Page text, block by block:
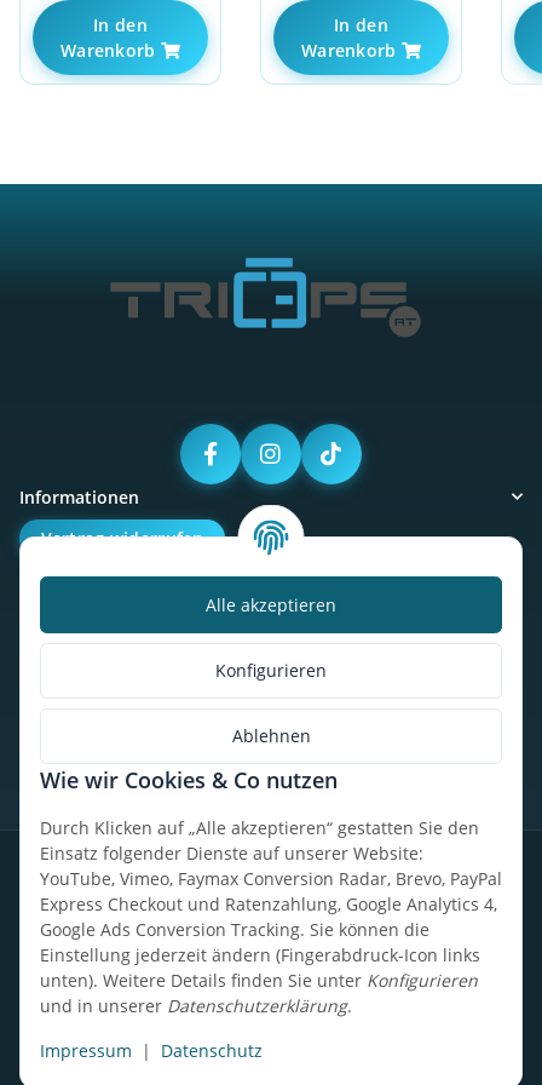
Alle akzeptieren
Konfigurieren
Ablehnen
Wie wir Cookies & Co nutzen
Durch Klicken auf „Alle akzeptieren“ gestatten Sie den
Einsatz folgender Dienste auf unserer Website:
YouTube, Vimeo, Faymax Conversion Radar, Brevo, PayPal
Express Checkout und Ratenzahlung, Google Analytics 4,
Google Ads Conversion Tracking. Sie können die
Einstellung jederzeit ändern (Fingerabdruck-Icon links
unten). Weitere Details finden Sie unter Konfigurieren
und in unserer Datenschutzerklärung.
Impressum
| Datenschutz
In den
Warenkorb
In den
Warenkorb
Informationen
Vertrag widerrufen
Kalorienbedarfsrechner
So findest du uns
* Alle Preise inkl. gesetzlicher USt., zzgl.Versand
Datenschutz Widerrufsrecht AGBImpressumSitemap
Design, Entwicklung & technische Betreuung: UpCode.ONE Sp.
Powered by